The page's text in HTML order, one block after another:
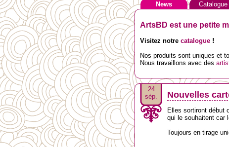
News Catalogue
ArtsBD est une petite
Visitez notre catalogue !
Nos produits sont uniques et
Nous travaillons avec des
24
sép.
Nouvelles
Elles sortiront début
qui le souhaitent car
Toujours en tirage